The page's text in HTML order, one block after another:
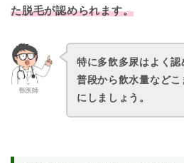
た脱毛が認められます。
獣医師
特に多飲多尿はよく認
普段から飲水量など
にしましょう。